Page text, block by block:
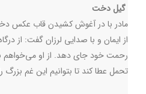
گیل دخت
مادر با در آغوش کشیدن قاب عکس
از ایمان و با صدایی لرزان گفت: از
رحمت خود جای دهد. از او می‌خواهم
تحمل عطا کند تا بتوانیم این غم بزرگ